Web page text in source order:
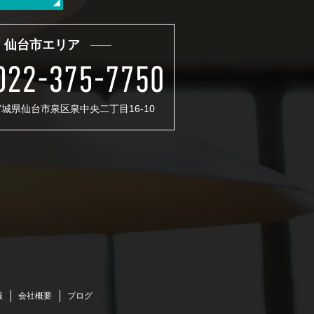
仙台市エリア
県仙台市泉区泉中央二丁目16-10
会社概要 ブログ